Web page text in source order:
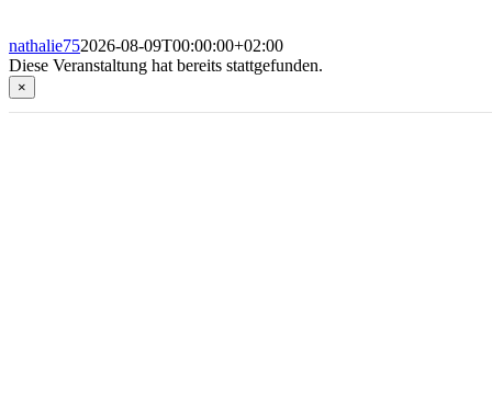
nathalie752026-08-09T00:00:00+02:00
Diese Veranstaltung hat bereits stattgefunden.
×